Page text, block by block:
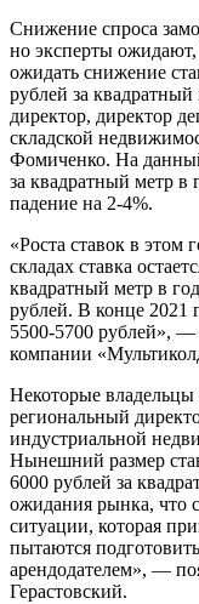
Снижение спроса
но эксперты
ожидать снижение
рублей за
директор, директор
складской
Фомиченко. На
за квадратный метр в
падение на 2-4%.
«Роста ставок в
складах ставка
квадратный метр в
рублей. В конце 2021
5500-5700 рублей»,
компании
Некоторые владельцы
региональный
индустриальной
Нынешний размер
6000 рублей за
ожидания рынка, что
ситуации, которая
пытаются
арендодателем», —
Герастовский.